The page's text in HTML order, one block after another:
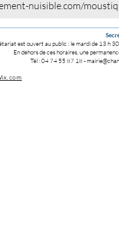
nuisible.com/
est ouvert au public : le mardi de 13 h
En dehors de ces horaires, une
Tél : 04 74 55 87 18-